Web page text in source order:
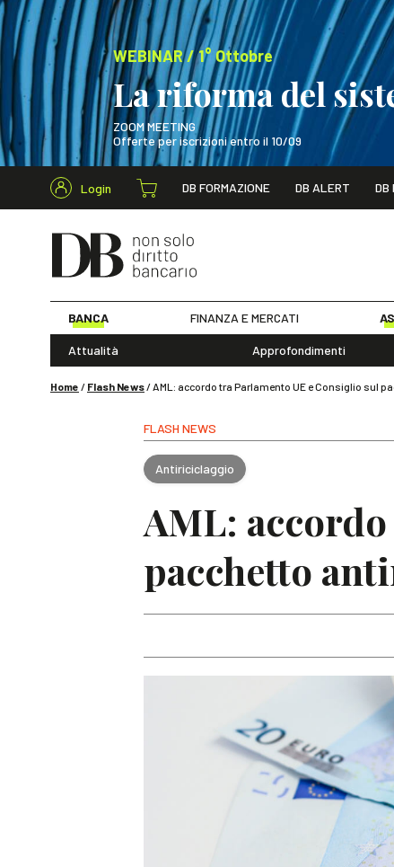
WEBINAR / 1° Ottobre
La riforma del
ZOOM MEETING
Offerte per iscrizioni entro il 10/09
WEBINAR / 1°
Login DB FORMAZIONE DB ALERT DB
BANCA FINANZA E MERCATI
Attualità Approfondimenti
Home / Flash News/AML: accordo tra Parlamento UE e Consiglio sul
FLASH NEWS
Antiriciclaggio
AML:
pacchetto